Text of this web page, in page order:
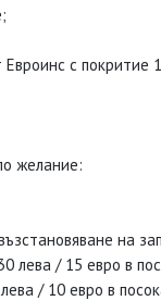
с покритие
желание:
на
лева / 15 евро в
/ 10 евро в